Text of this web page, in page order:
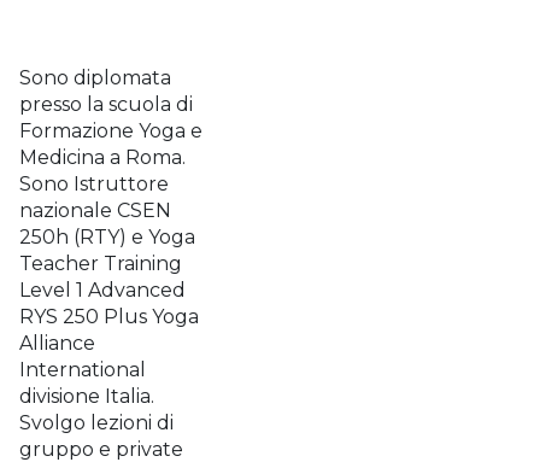
Sono diplomata
presso la scuola di
Formazione Yoga e
Medicina a Roma.
Sono Istruttore
nazionale CSEN
250h (RTY) e Yoga
Teacher Training
Level 1 Advanced
RYS 250 Plus Yoga
Alliance
International
divisione Italia.
Svolgo lezioni di
gruppo e private